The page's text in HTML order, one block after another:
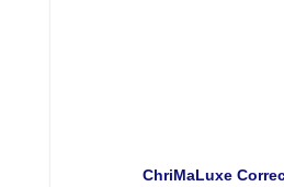
ChriMaLuxe